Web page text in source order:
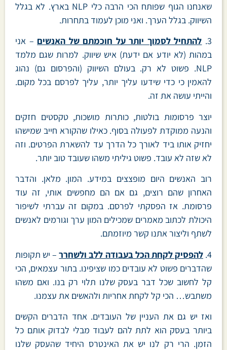
שאנחנו הגוף שפותח הכי הרבה כלי NLP בארץ. לא בגלל
השיווק. בגלל הערך. ואני מוכן לעמוד בתחרות.
3. להתחיל לסמוך יותר על חוכמתם של האנשים – אני
במהות (לא יודע אם ידעת) איש שיווק. למרות שגם מלמד
NLP. פשוט לא רק. בעולם השיווק (והפרסום גם) נהוג
להאמין כי כדי שידעו עליך יותר, עליך לפרסם בכל מקום.
והייתי עושה את זה.
יוצר פרסומות בולטות, כותרות מושכות, טקסטים חזקים
והנעה ממוקדת לפעולה בסוף. כאילו שהקורא חייב שמישהו
יחזיק אותו ביד לאורך כל הדרך עד להשארת הפרטים. וזה
לא שזה לא עובד. פשוט גיליתי משהו שעובד טוב יותר.
רוב האנשים היום מופצצים במידע. המון. מלאן. והדבר
האחרון שהם רוצים, גם אם הם מחפשים אותי, זה עוד
פרסומת. אז הפסקתי לפרסם. במקום זה עברתי לשיפור
היכולת לכתוב מאמרים שמכילים המון ערך וגורמים לאנשים
לשתף וליצור אתנו קשר מיוזמתם.
4. להפסיק לקחת הכל בעבודה ללב ולשחרר– יש תקופות
שהדברים פשוט לא עובדים כמו שציפינו. בתור עצמאים, הכי
קל לחשוב שכל דבר בעסק שלנו תלוי רק בנו. ואם משהו
משתבש… הכי קל לקחת אחריות ולהאשים את עצמנו.
ואז יש גם את העניין של העובדים. אחד הדברים הקשים
ביותר בעסק הוא לתת להם לעבוד מבלי לבדוק אותם כל
הזמן. הרי רק לנו יש את האינטרס היחיד שהעסק שלנו